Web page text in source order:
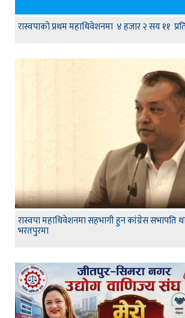
रास्वपाको प्रथम महाधिवेशनमा ४ हजार २ सय ११
रास्वपा महाधिवेशनमा सहभागी हुन कांग्रेस सभापति
भरतपुरमा